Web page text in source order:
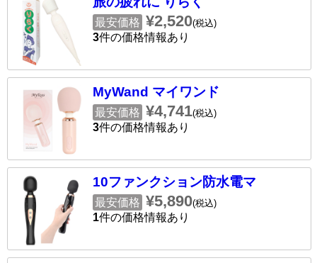
最安価格 ¥2,520(税込)
3件の価格情報あり
MyWand マイワンド
最安価格 ¥4,741(税込)
3件の価格情報あり
10ファンクション防水電マ
最安価格 ¥5,890(税込)
1件の価格情報あり